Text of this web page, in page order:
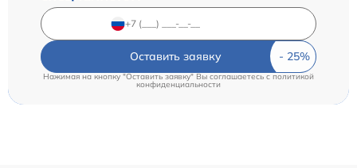
Оставить заявку
Нажимая на кнопку "Оставить заявку" Вы соглашаетесь cполитикой
конфиденциальности